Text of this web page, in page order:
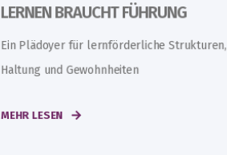
LERNEN BRAUCHT FÜHRUNG
Ein Plädoyer für lernförderliche Strukturen,
Haltung und Gewohnheiten
MEHR LESEN